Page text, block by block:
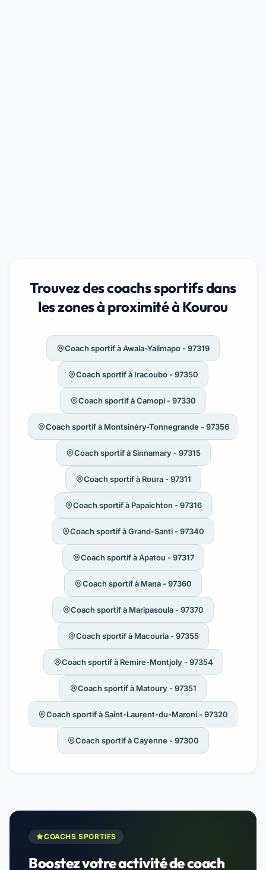
Trouvez des coachs sportifs dans
les zones à proximité à Kourou
Coach sportif à Awala-Yalimapo - 97319
Coach sportif à Iracoubo - 97350
Coach sportif à Camopi - 97330
Coach sportif à Montsinéry-Tonnegrande - 97356
Coach sportif à Sinnamary - 97315
Coach sportif à Roura - 97311
Coach sportif à Papaichton - 97316
Coach sportif à Grand-Santi - 97340
Coach sportif à Apatou - 97317
Coach sportif à Mana - 97360
Coach sportif à Maripasoula - 97370
Coach sportif à Macouria - 97355
Coach sportif à Remire-Montjoly - 97354
Coach sportif à Matoury - 97351
Coach sportif à Saint-Laurent-du-Maroni - 97320
Coach sportif à Cayenne - 97300
COACHS SPORTIFS
Boostez votre activité de coach